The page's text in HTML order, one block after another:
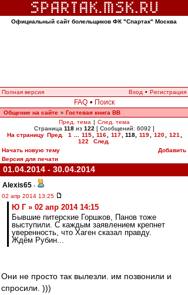
Официальный сайт болельщиков ФК "Спартак" Москва
Полная версия Вход • Регистрация
FAQ • Поиск
Общение на сайте » Гостевая книга ВВ
Пред. тема | След. тема
Страница 118из 122 [ Сообщений: 6092 ]
На страницу Пред. 1 115 116 117 118, 119 120 121
122
След.
Начать новую тему
Добавить
Версия для печати
01.04.2014 - 30.04.2014
Alexis65 -
02 апр 2014 13:25
Ю Г » 02 апр 2014 14:15
Бывшие питерские Горшков, Панов тоже
выступили. С каждым заявлением крепнет
уверенность, что Хаген сказал правду.
Ждём Рубин...
Они не просто так вылезли. им позвонили и
спросили. )))